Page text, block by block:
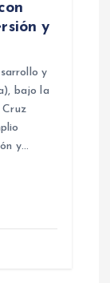
y
y
bajo la
y…